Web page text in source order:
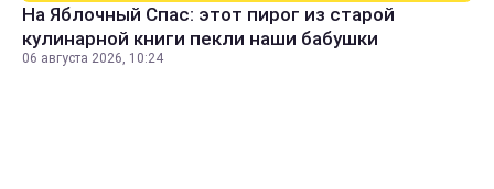
На Яблочный Спас: этот пирог из старой
кулинарной книги пекли наши бабушки
06 августа 2026, 10:24